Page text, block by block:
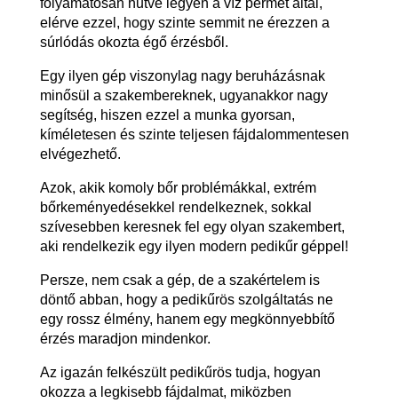
folyamatosan hűtve legyen a víz permet által,
elérve ezzel, hogy szinte semmit ne érezzen a
súrlódás okozta égő érzésből.
Egy ilyen gép viszonylag nagy beruházásnak
minősül a szakembereknek, ugyanakkor nagy
segítség, hiszen ezzel a munka gyorsan,
kíméletesen és szinte teljesen fájdalommentesen
elvégezhető.
Azok, akik komoly bőr problémákkal, extrém
bőrkeményedésekkel rendelkeznek, sokkal
szívesebben keresnek fel egy olyan szakembert,
aki rendelkezik egy ilyen modern pedikűr géppel!
Persze, nem csak a gép, de a szakértelem is
döntő abban, hogy a pedikűrös szolgáltatás ne
egy rossz élmény, hanem egy megkönnyebbítő
érzés maradjon mindenkor.
Az igazán felkészült pedikűrös tudja, hogyan
okozza a legkisebb fájdalmat, miközben